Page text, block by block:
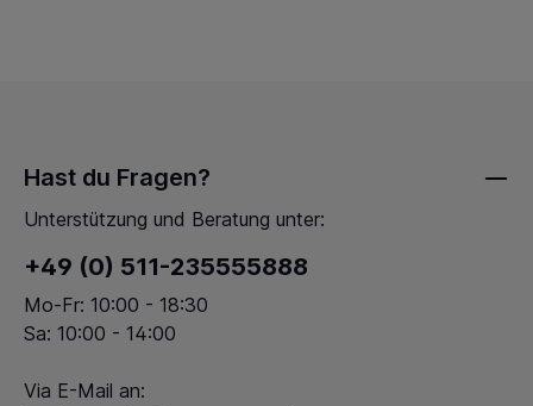
Hast du Fragen?
Unterstützung und Beratung unter:
+49 (0) 511-235555888
Mo-Fr: 10:00 - 18:30
Sa: 10:00 - 14:00
Via E-Mail an: